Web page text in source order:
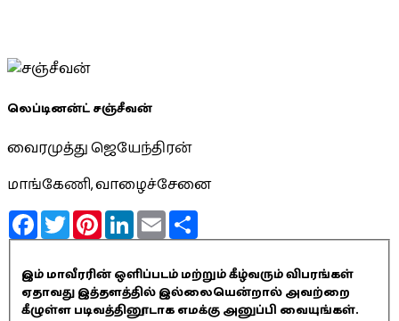
லெப்டினன்ட் சஞ்சீவன்
வைரமுத்து ஜெயேந்திரன்
மாங்கேணி, வாழைச்சேனை
FacebookTwitterPinterestLinkedInEmail
இம் மாவீரரின் ஒளிப்படம் மற்றும் கீழ்வரும் விபரங்கள்
ஏதாவது இத்தளத்தில் இல்லையென்றால் அவற்றை
கீழுள்ள படிவத்தினூடாக எமக்கு அனுப்பி வையுங்கள்.